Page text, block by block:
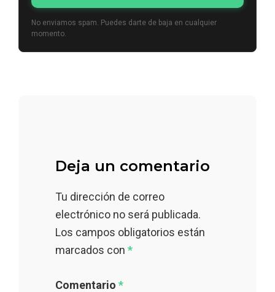
No enviamos spam. Puedes darte de baja en cualquier
momento.
Deja un comentario
Tu dirección de correo
electrónico no será publicada.
Los campos obligatorios están
marcados con *
Comentario *